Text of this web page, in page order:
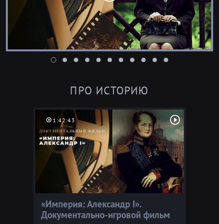
«Ее звали Джипси». Документальный фильм. 4 серия
ПРО ИСТОРИЮ
1:42:43
«Империя: Александр I».
Документально-игровой фильм